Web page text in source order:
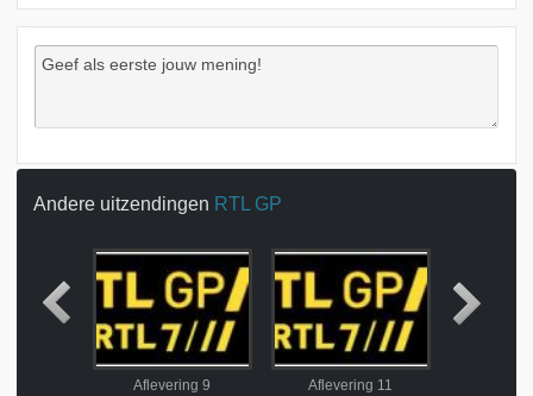
Andere uitzendingen RTL GP
Aflevering 9 Aflevering 11